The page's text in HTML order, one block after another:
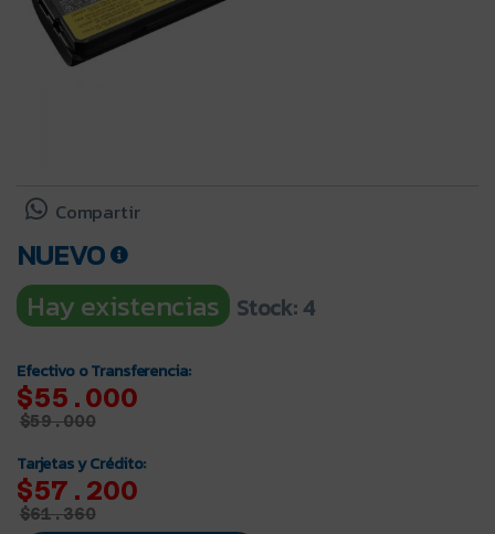
Compartir
NUEVO
Hay existencias Stock: 4
Efectivo o Transferencia:
$55.000
$59.000
Tarjetas y Crédito:
$57.200
$61.360